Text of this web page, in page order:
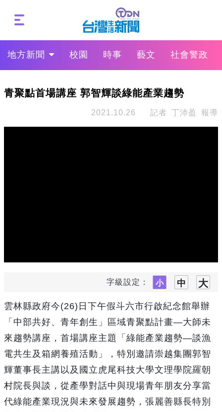
地方新聞 校園 時事 藝文 社會警政
青聚點首場講座 郭智輝談綠能產業趨勢
2021.10.26 記者 丁沛盈 報導
字級設定：
雲林縣政府今(26)日下午假斗六市行啟紀念館舉辦
「中部共好、青年創生」區域青聚點計畫—大師未
來趨勢講座，首場講座主題「綠能產業趨勢—談漁
電共生及箱網養殖活動」，特別邀請崇越集團郭智
輝董事長主講以及國立虎尾科技大學文理學院羅朝
村院長與談，從產學對話中與現場青年朋友分享當
代綠能產業現況與未來發展趨勢，張麗善縣長特別